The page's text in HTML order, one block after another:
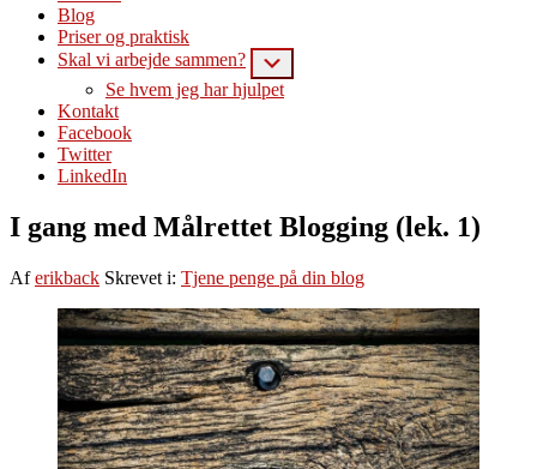
Blog
Priser og praktisk
Skal vi arbejde sammen?
Se hvem jeg har hjulpet
Kontakt
Facebook
Twitter
LinkedIn
I gang med Målrettet Blogging (lek. 1)
Aferikback Skrevet i: Tjene penge på din blog